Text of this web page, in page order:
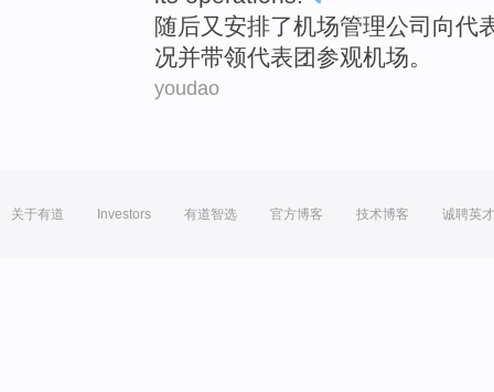
随后又安排了机场管理公司 向代
况并带领代表团参观机场。
youdao
关于有道 Investors 有道智选 官方博客 技术博客 诚聘英才